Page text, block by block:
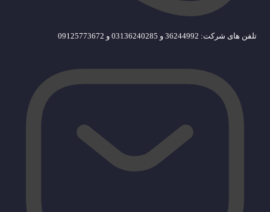
تلفن های شرکت: 36244992 و 03136240285 و 09125773672